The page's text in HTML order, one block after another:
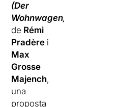
(Der
Wohnwagen)
de Rémi
Pradère i
Max
Grosse
Majench,
una
proposta